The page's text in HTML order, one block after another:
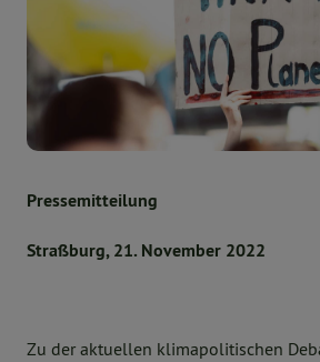
Pressemitteilung
Straßburg, 21. November 2022
Zu der aktuellen klimapolitischen